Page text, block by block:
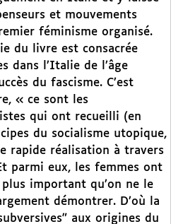
et mouvements
féminisme organisé.
du livre est consacrée
dans l’Italie de l’âge
du fascisme. C’est
« ce sont les
qui ont recueilli (en
du socialisme utopique,
rapide réalisation à travers
parmi eux, les femmes ont
important qu’on ne le
démontrer. D’où la
aux origines du